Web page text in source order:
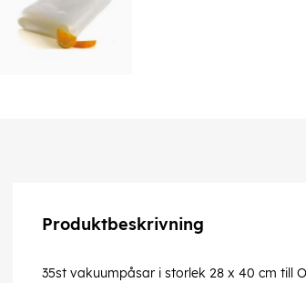
Produktbeskrivning
35st vakuumpåsar i storlek 28 x 40 cm till